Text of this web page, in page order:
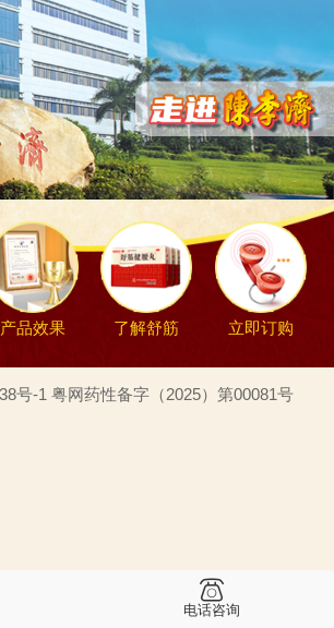
产品效果 了解舒筋 立即订购
粤ICP备14063338号-1 粤网药性备字（2025）第00081号
电话咨询